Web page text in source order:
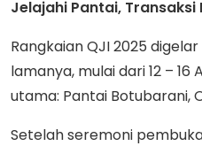
Jelajahi Pantai, Transaksi
Rangkaian QJI 2025
lamanya, mulai dari 12 – 16
utama: Pantai Botubarani,
Setelah seremoni